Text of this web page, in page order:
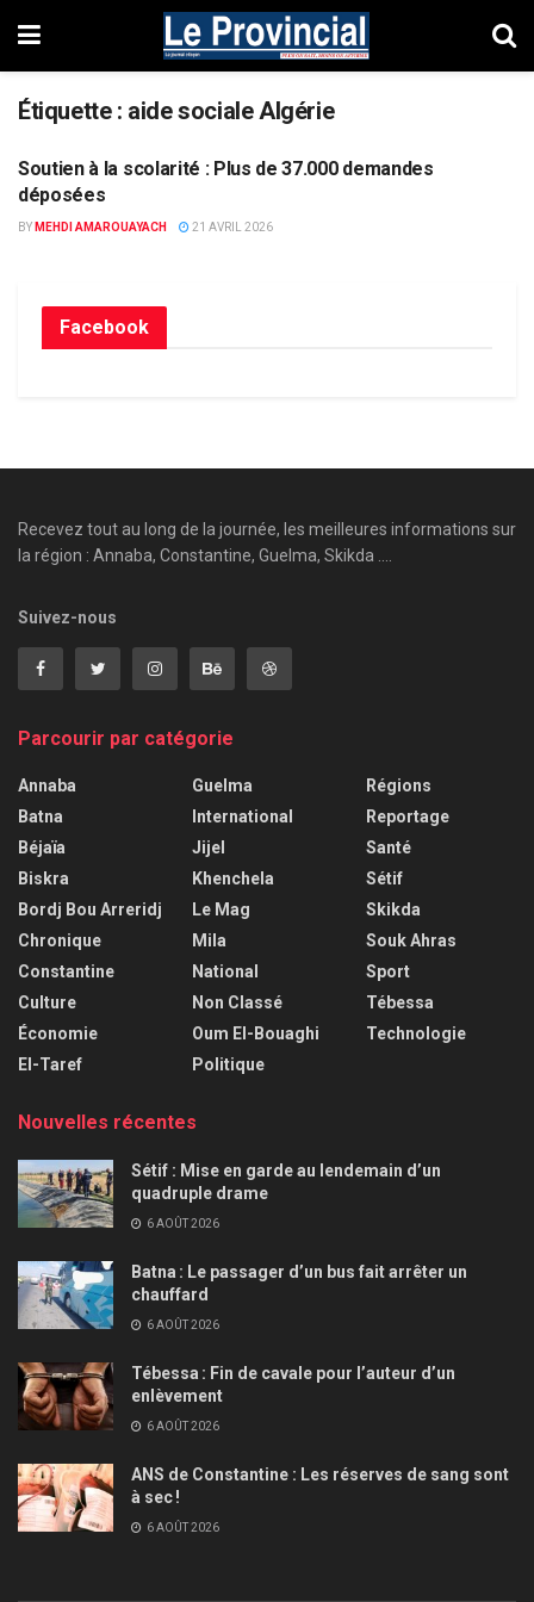
Étiquette : aide sociale Algérie
ANNABA
Soutien à la scolarité : Plus de 37.000 demandes
déposées
BY MEHDI AMAROUAYACH 21 AVRIL 2026
Facebook
Recevez tout au long de la journée, les meilleures informations sur
la région : Annaba, Constantine, Guelma, Skikda ....
Suivez-nous
Parcourir par catégorie
Annaba
Batna
Béjaïa
Biskra
Bordj Bou Arreridj
Chronique
Constantine
Culture
Économie
El-Taref
Guelma
International
Jijel
Khenchela
Le Mag
Mila
National
Non Classé
Oum El-Bouaghi
Politique
Régions
Reportage
Santé
Sétif
Skikda
Souk Ahras
Sport
Tébessa
Technologie
Nouvelles récentes
Sétif : Mise en garde au lendemain d’un
quadruple drame
6 AOÛT 2026
Batna : Le passager d’un bus fait arrêter un
chauffard
6 AOÛT 2026
Tébessa : Fin de cavale pour l’auteur d’un
enlèvement
6 AOÛT 2026
ANS de Constantine : Les réserves de sang sont
à sec !
6 AOÛT 2026